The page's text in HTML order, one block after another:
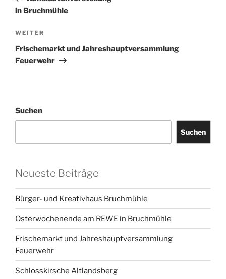
in Bruchmühle
Nächster
Beitrag
WEITER
Frischemarkt und Jahreshauptversammlung
Feuerwehr
Suchen
Suchen
Neueste Beiträge
Bürger- und Kreativhaus Bruchmühle
Osterwochenende am REWE in Bruchmühle
Frischemarkt und Jahreshauptversammlung
Feuerwehr
Schlosskirsche Altlandsberg